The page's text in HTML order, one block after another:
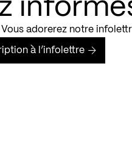
adorerez notre
à l’infolettre